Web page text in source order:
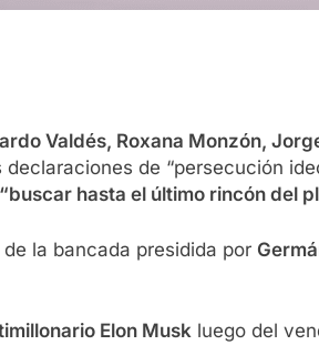
Valdés, Roxana Monzón,
de “persecución
“buscar hasta el último rincón del
la bancada presidida por
Elon Musk luego del